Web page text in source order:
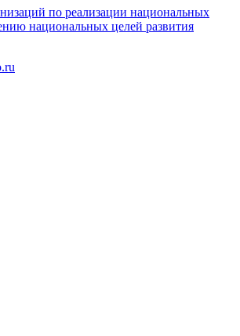
по реализации национальных
национальных целей развития